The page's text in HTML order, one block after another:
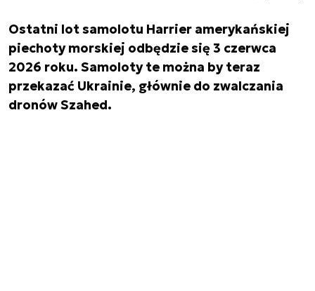
Ostatni lot samolotu Harrier amerykańskiej
piechoty morskiej odbędzie się 3 czerwca
2026 roku. Samoloty te można by teraz
przekazać Ukrainie, głównie do zwalczania
dronów Szahed.